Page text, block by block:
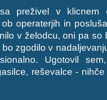
preživel v klicnem
operaterjih in
v želodcu, oni pa so
zgodilo v
Ugotovil
reševalce -